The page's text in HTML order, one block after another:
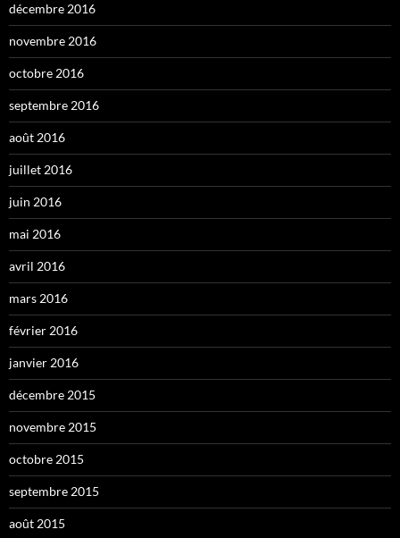
décembre 2016
novembre 2016
octobre 2016
septembre 2016
août 2016
juillet 2016
juin 2016
mai 2016
avril 2016
mars 2016
février 2016
janvier 2016
décembre 2015
novembre 2015
octobre 2015
septembre 2015
août 2015